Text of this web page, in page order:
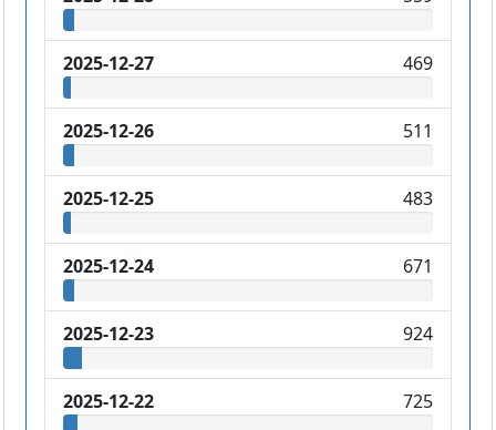
2025-12-27 469
2025-12-26 511
2025-12-25 483
2025-12-24 671
2025-12-23 924
2025-12-22 725